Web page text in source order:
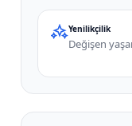
Yenilikçilik
Değişen